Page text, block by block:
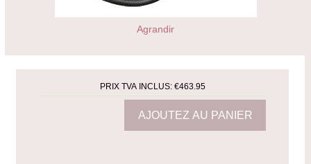
Agrandir
PRIX TVA INCLUS: €463.95